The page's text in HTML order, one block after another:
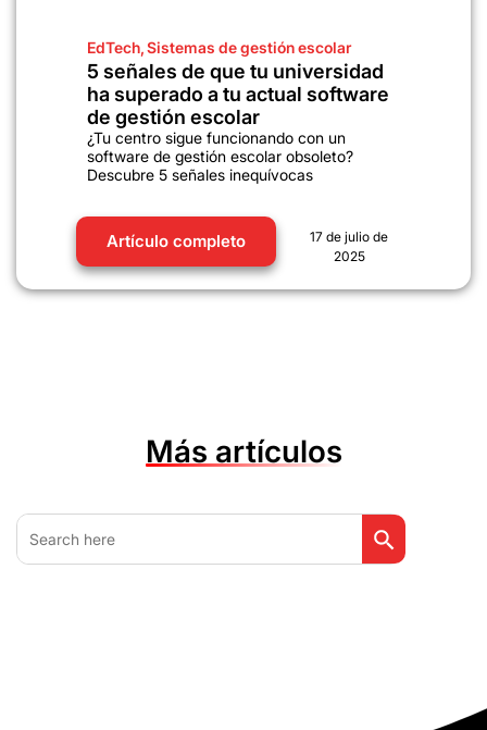
EdTech,Sistemas de gestión escolar
5 señales de que tu universidad
ha superado a tu actual software
de gestión escolar
¿Tu centro sigue funcionando con un
software de gestión escolar obsoleto?
Descubre 5 señales inequívocas
Artículo completo
17 de julio de
2025
Más artículos
Buscar: Botón de